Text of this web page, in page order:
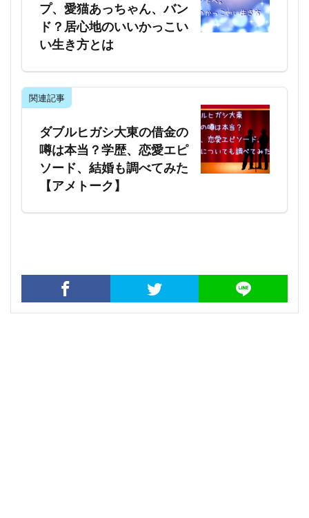
プ、愛猫あっちゃん、バン
ド？居心地のいいかっこい
い生き方とは
関連記事
ダブルヒガシ大東の借金の
噂は本当？学歴、恋愛エピ
ソード、結婚も調べてみた
【アメトーク】